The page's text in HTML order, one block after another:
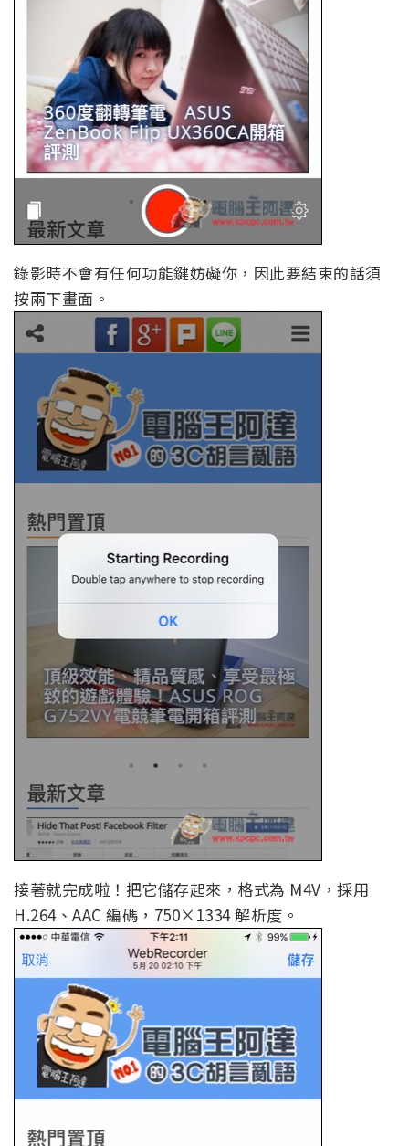
錄影時不會有任何功能鍵妨礙你，因此要結束的話須
按兩下畫面。
接著就完成啦！把它儲存起來，格式為 M4V，採用
H.264、AAC 編碼，750×1334 解析度。